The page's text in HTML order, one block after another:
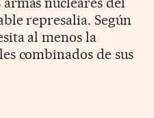
represalia. Según
al menos la
combinados de sus